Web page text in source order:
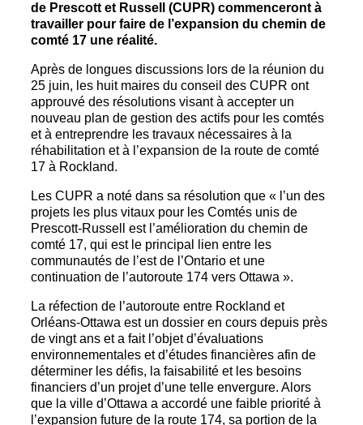
de Prescott et Russell (CUPR) commenceront à
travailler pour faire de l’expansion du chemin de
comté 17 une réalité.
Après de longues discussions lors de la réunion du
25 juin, les huit maires du conseil des CUPR ont
approuvé des résolutions visant à accepter un
nouveau plan de gestion des actifs pour les comtés
et à entreprendre les travaux nécessaires à la
réhabilitation et à l’expansion de la route de comté
17 à Rockland.
Les CUPR a noté dans sa résolution que « l’un des
projets les plus vitaux pour les Comtés unis de
Prescott-Russell est l’amélioration du chemin de
comté 17, qui est le principal lien entre les
communautés de l’est de l’Ontario et une
continuation de l’autoroute 174 vers Ottawa ».
La réfection de l’autoroute entre Rockland et
Orléans-Ottawa est un dossier en cours depuis près
de vingt ans et a fait l’objet d’évaluations
environnementales et d’études financières afin de
déterminer les défis, la faisabilité et les besoins
financiers d’un projet d’une telle envergure. Alors
que la ville d’Ottawa a accordé une faible priorité à
l’expansion future de la route 174, sa portion de la